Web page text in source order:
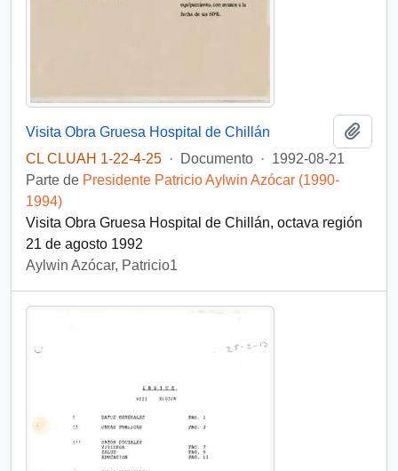
Visita Obra Gruesa Hospital de Chillán
CL CLUAH 1-22-4-25 · Documento · 1992-08-21
Parte de Presidente Patricio Aylwin Azócar (1990-
1994)
Visita Obra Gruesa Hospital de Chillán, octava región
21 de agosto 1992
Aylwin Azócar, Patricio1